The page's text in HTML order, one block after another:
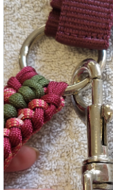
Previous